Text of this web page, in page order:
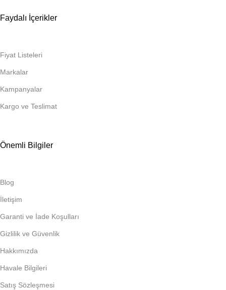
Faydalı İçerikler
Fiyat Listeleri
Markalar
Kampanyalar
Kargo ve Teslimat
Önemli Bilgiler
Blog
İletişim
Garanti ve İade Koşulları
Gizlilik ve Güvenlik
Hakkımızda
Havale Bilgileri
Satış Sözleşmesi